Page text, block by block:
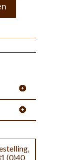
(0)40